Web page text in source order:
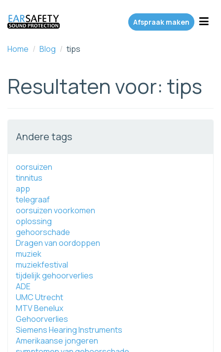
Afspraak maken
Home / Blog / tips
Resultaten voor: tips
Andere tags
oorsuizen
tinnitus
app
telegraaf
oorsuizen voorkomen
oplossing
gehoorschade
Dragen van oordoppen
muziek
muziekfestival
tijdelijk gehoorverlies
ADE
UMC Utrecht
MTV Benelux
Gehoorverlies
Siemens Hearing Instruments
Amerikaanse jongeren